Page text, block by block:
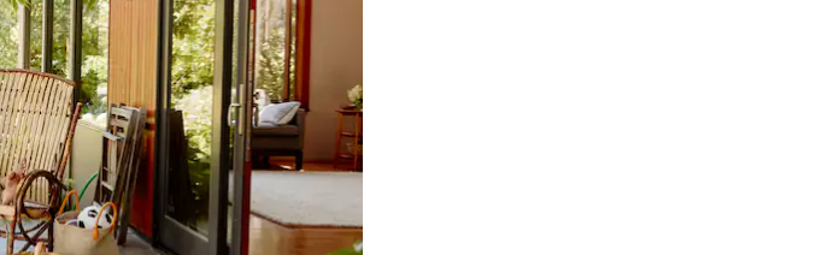
eksploro duke prekur ose duke lëvizur ekranin.